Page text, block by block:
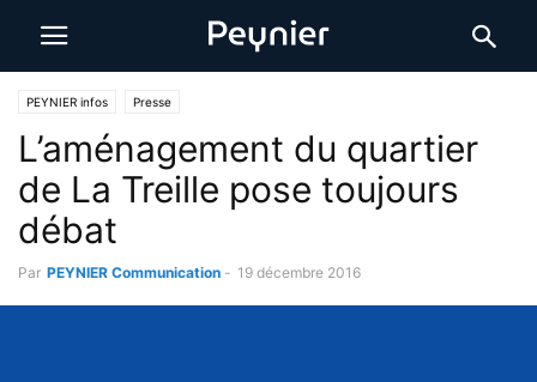
PEYNIER infos Presse
L’aménagement du quartier
de La Treille pose toujours
débat
Par PEYNIER Communication - 19 décembre 2016